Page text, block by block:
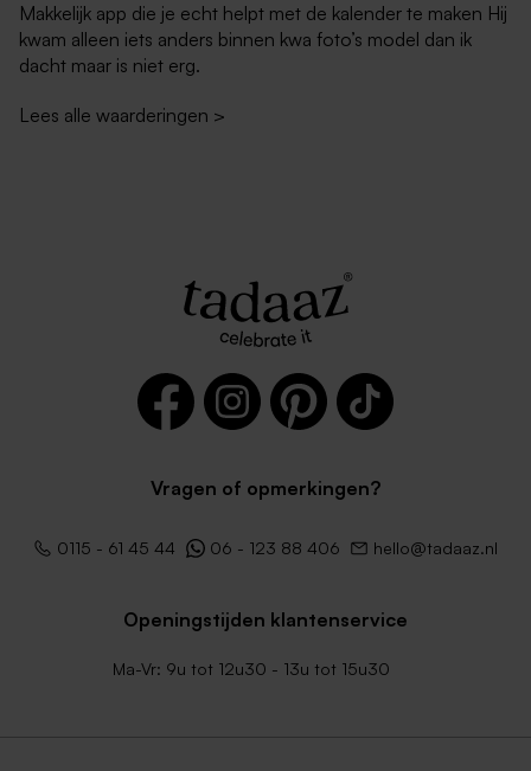
Makkelijk app die je echt helpt met de kalender te maken Hij
kwam alleen iets anders binnen kwa foto’s model dan ik
dacht maar is niet erg.
Lees alle waarderingen >
Vragen of opmerkingen?
0115 - 61 45 44 06 - 123 88 406 hello@tadaaz.nl
Openingstijden klantenservice
Ma-Vr: 9u tot 12u30 - 13u tot 15u30